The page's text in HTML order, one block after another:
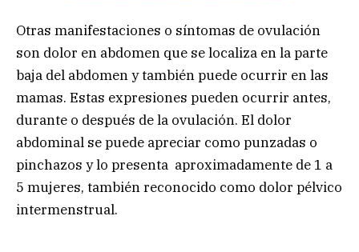
Otras manifestaciones o síntomas de ovulación
son dolor en abdomen que se localiza en la parte
baja del abdomen y también puede ocurrir en las
mamas. Estas expresiones pueden ocurrir antes,
durante o después de la ovulación. El dolor
abdominal se puede apreciar como punzadas o
pinchazos y lo presenta aproximadamente de 1 a
5 mujeres, también reconocido como dolor pélvico
intermenstrual.